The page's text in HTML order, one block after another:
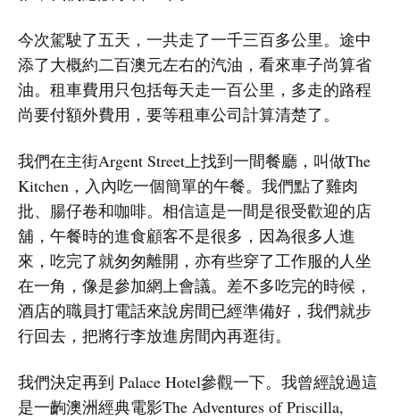
今次駕駛了五天，一共走了一千三百多公里。途中
添了大概約二百澳元左右的汽油，看來車子尚算省
油。租車費用只包括每天走一百公里，多走的路程
尚要付額外費用，要等租車公司計算清楚了。
我們在主街Argent Street上找到一間餐廳，叫做The
Kitchen，入內吃一個簡單的午餐。我們點了雞肉
批、腸仔卷和咖啡。相信這是一間是很受歡迎的店
舖，午餐時的進食顧客不是很多，因為很多人進
來，吃完了就匆匆離開，亦有些穿了工作服的人坐
在一角，像是參加網上會議。差不多吃完的時候，
酒店的職員打電話來說房間已經準備好，我們就步
行回去，把將行李放進房間內再逛街。
我們決定再到 Palace Hotel參觀一下。我曾經說過這
是一齣澳洲經典電影The Adventures of Priscilla,